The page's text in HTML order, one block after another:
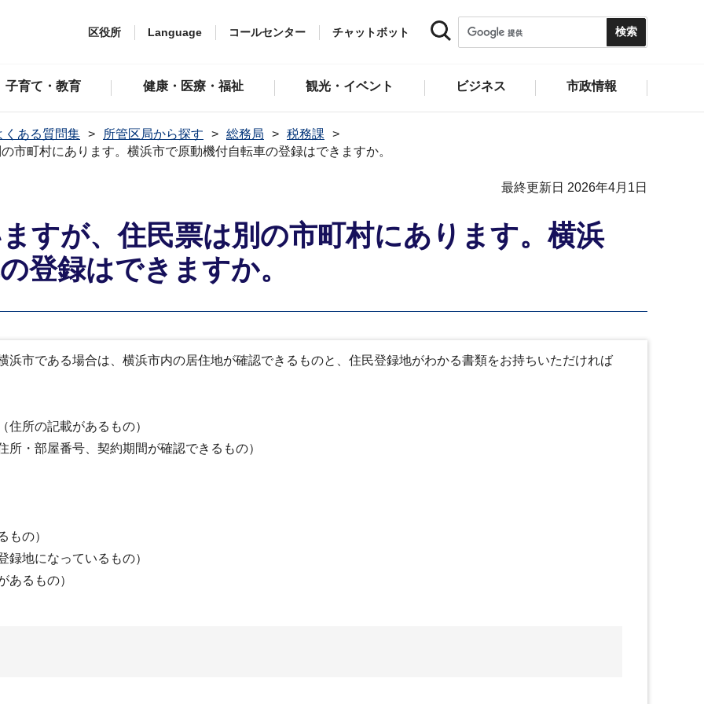
区役所 Language コールセンター チャットボット
子育て・教育 健康・医療・福祉 観光・イベント ビジネス 市政情報
ある質問集 所管区局から探す 総務局
税務課
市町村にあります。横浜市で原動機付自転車の登録はできますか。
最終更新日 2026年4月1日
すが、住民票は別の市町村にあります。横浜
登録はできますか。
浜市である場合は、横浜市内の居住地が確認できるものと、住民登録地がわかる書類をお持ちいただければ
所の記載があるもの）
・部屋番号、契約期間が確認できるもの）
もの）
地になっているもの）
あるもの）